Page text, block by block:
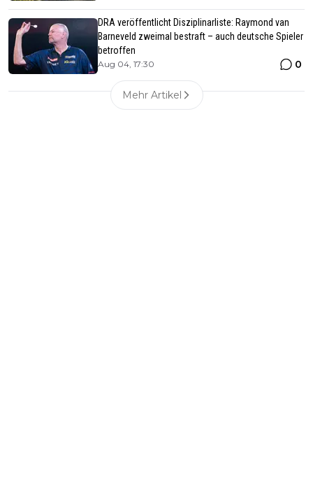
DRA veröffentlicht Disziplinarliste: Raymond van
Barneveld zweimal bestraft – auch deutsche Spieler
betroffen
Aug 04, 17:30 0
Mehr Artikel